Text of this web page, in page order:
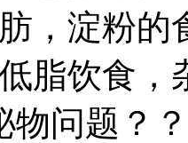
，淀粉的
脂饮食，
物问题？